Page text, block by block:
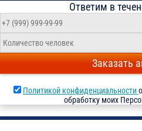
Ответим в
Заказать
Политикой конфиденциальности
обработку моих